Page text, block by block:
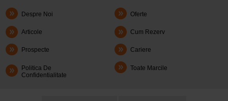
Despre Noi Oferte
Articole Cum Rezerv
Prospecte Cariere
Politica De
Confidentialitate
Toate Marcile